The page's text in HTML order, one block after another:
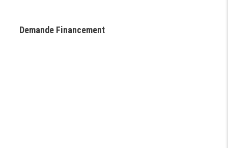
Demande Financement